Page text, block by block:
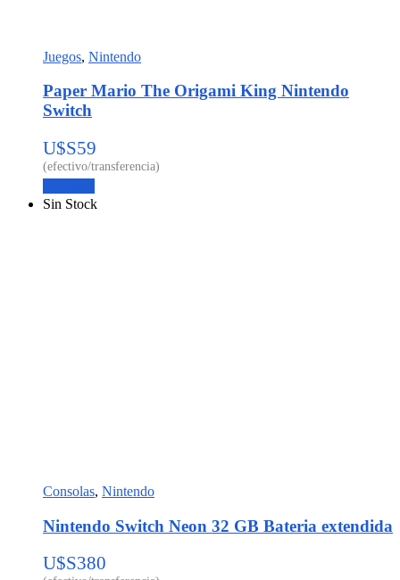
Juegos, Nintendo
Paper Mario The Origami King Nintendo
Switch
U$S59
Sin Stock
Consolas, Nintendo
Nintendo Switch Neon 32 GB Bateria extendida
U$S380